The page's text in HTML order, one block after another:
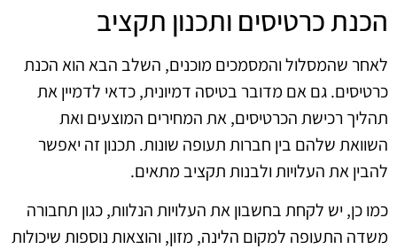
הכנת כרטיסים ותכנון תקציב
לאחר שהמסלול והמסמכים מוכנים, השלב הבא הוא הכנת
כרטיסים. גם אם מדובר בטיסה דמיונית, כדאי לדמיין את
תהליך רכישת הכרטיסים, את המחירים המוצעים ואת
השוואת שלהם בין חברות תעופה שונות. תכנון זה יאפשר
להבין את העלויות ולבנות תקציב מתאים.
כמו כן, יש לקחת בחשבון את העלויות הנלוות, כגון תחבורה
משדה התעופה למקום הלינה, מזון, והוצאות נוספות שיכולות